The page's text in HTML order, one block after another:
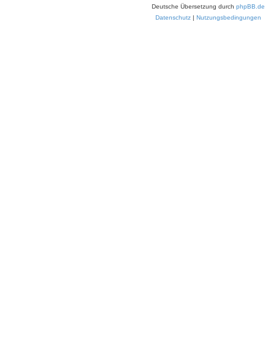
Deutsche Übersetzung durch phpBB.de
Datenschutz | Nutzungsbedingungen